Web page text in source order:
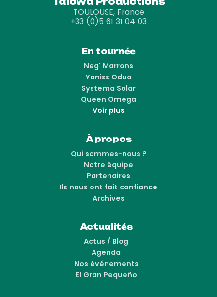
TOULOUSE, France
+33 (0)5 61 31 04 03
En tournée
Neg' Marrons
Yaniss Odua
Systema Solar
Queen Omega
Voir plus
À propos
Qui sommes-nous ?
Notre équipe
Partenaires
Ils nous ont fait confiance
Archives
Actualités
Actus / Blog
Agenda
Nos événements
El Gran Pequeño